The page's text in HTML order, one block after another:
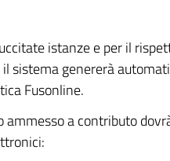
istanze e per il
sistema genererà
Fusonline.
ammesso a contributo